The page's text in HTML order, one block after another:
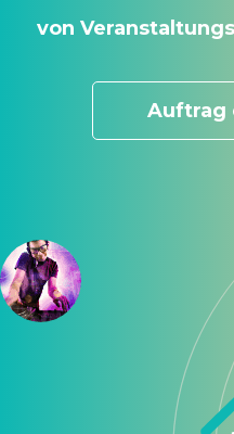
von
Auftrag